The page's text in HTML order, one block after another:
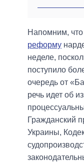
Напомним, что
реформу
неделе,
поступило
очередь от
речь идет об
Гражданский
Украины,